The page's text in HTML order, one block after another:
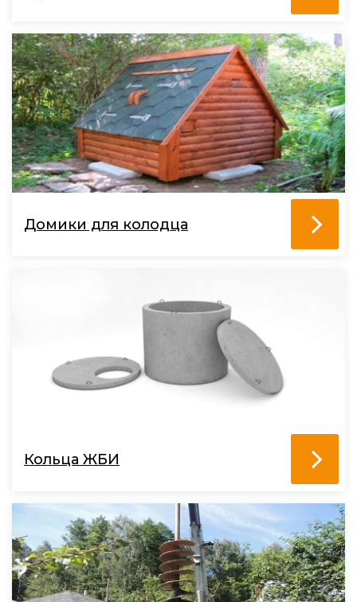
Домики для колодца
Кольца ЖБИ